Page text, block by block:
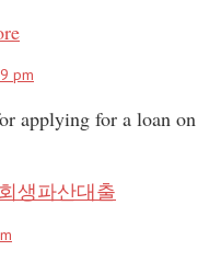
pm
applying for a loan on
회생파산대출